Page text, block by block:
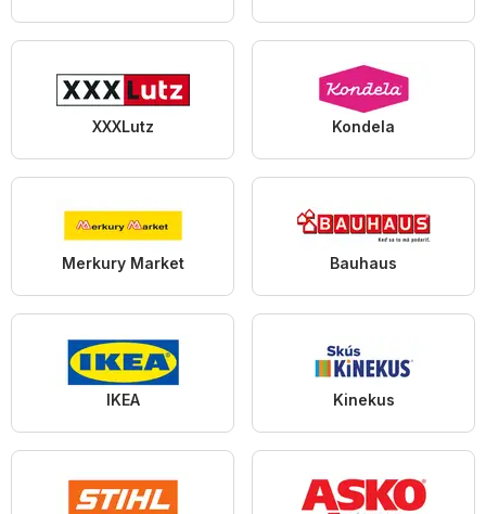
XXXLutz Kondela
Merkury Market Bauhaus
IKEA Kinekus